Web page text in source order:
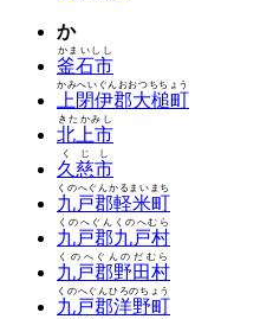
か
釜石市
かまいしし
上閉伊郡大槌町
かみへいぐんおおつちちょう
北上市
きたかみし
久慈市
くじし
九戸郡軽米町
くのへぐんかるまいまち
九戸郡九戸村
くのへぐんくのへむら
九戸郡野田村
くのへぐんのだむら
九戸郡洋野町
くのへぐんひろのちょう